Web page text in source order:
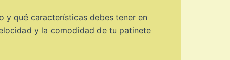
y qué características debes tener en
y la comodidad de tu patinete